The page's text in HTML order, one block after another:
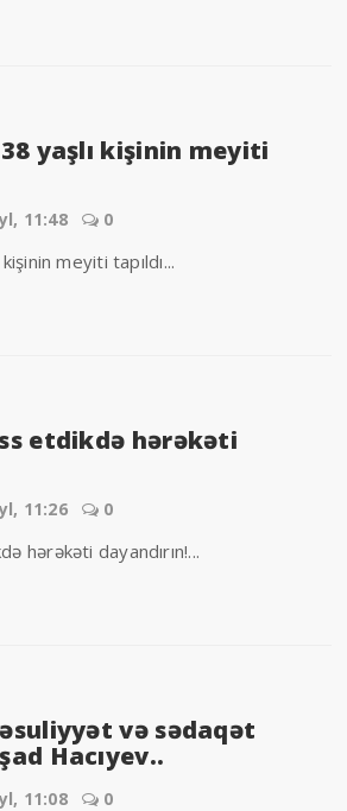
yaşlı kişinin meyiti
11:48 0
meyiti tapıldı...
etdikdə hərəkəti
11:26 0
hərəkəti dayandırın!...
və sədaqət
Hacıyev..
11:08 0